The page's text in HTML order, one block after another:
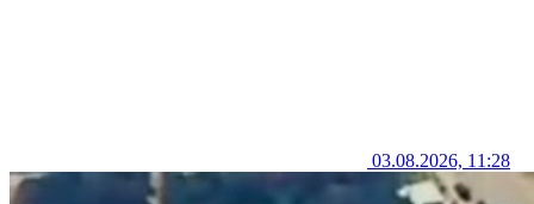
03.08.2026, 11:28